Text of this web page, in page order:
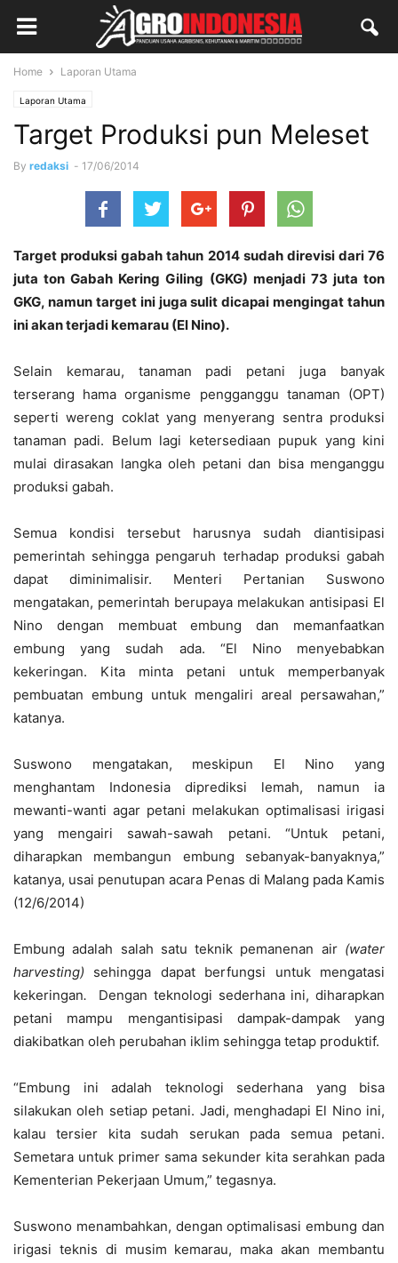
Home Laporan Utama
Laporan Utama
Target Produksi pun Meleset
By redaksi - 17/06/2014
Target produksi gabah tahun 2014 sudah direvisi dari 76
juta ton Gabah Kering Giling (GKG) menjadi 73 juta ton
GKG, namun target ini juga sulit dicapai mengingat tahun
ini akan terjadi kemarau (El Nino).
Selain kemarau, tanaman padi petani juga banyak
terserang hama organisme pengganggu tanaman (OPT)
seperti wereng coklat yang menyerang sentra produksi
tanaman padi. Belum lagi ketersediaan pupuk yang kini
mulai dirasakan langka oleh petani dan bisa menganggu
produksi gabah.
Semua kondisi tersebut harusnya sudah diantisipasi
pemerintah sehingga pengaruh terhadap produksi gabah
dapat diminimalisir. Menteri Pertanian Suswono
mengatakan, pemerintah berupaya melakukan antisipasi El
Nino dengan membuat embung dan memanfaatkan
embung yang sudah ada. “El Nino menyebabkan
kekeringan. Kita minta petani untuk memperbanyak
pembuatan embung untuk mengaliri areal persawahan,”
katanya.
Suswono mengatakan, meskipun El Nino yang
menghantam Indonesia diprediksi lemah, namun ia
mewanti-wanti agar petani melakukan optimalisasi irigasi
yang mengairi sawah-sawah petani. “Untuk petani,
diharapkan membangun embung sebanyak-banyaknya,”
katanya, usai penutupan acara Penas di Malang pada Kamis
(12/6/2014)
Embung adalah salah satu teknik pemanenan air (water
harvesting) sehingga dapat berfungsi untuk mengatasi
kekeringan.
Dengan teknologi sederhana ini, diharapkan
petani mampu mengantisipasi dampak-dampak yang
diakibatkan oleh perubahan iklim sehingga tetap produktif.
“Embung ini adalah teknologi sederhana yang bisa
silakukan oleh setiap petani. Jadi, menghadapi El Nino ini,
kalau tersier kita sudah serukan pada semua petani.
Semetara untuk primer sama sekunder kita serahkan pada
Kementerian Pekerjaan Umum,” tegasnya.
Suswono menambahkan, dengan optimalisasi embung dan
irigasi teknis di musim kemarau, maka akan membantu